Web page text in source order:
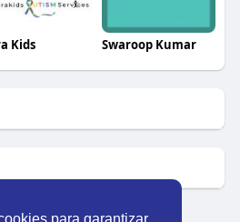
Kids Swaroop Kumar